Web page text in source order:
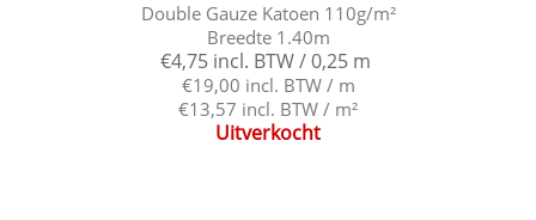
Double Gauze Katoen 110g/m²
Breedte 1.40m
€4,75 incl. BTW / 0,25 m
€19,00 incl. BTW / m
€13,57 incl. BTW / m²
Uitverkocht